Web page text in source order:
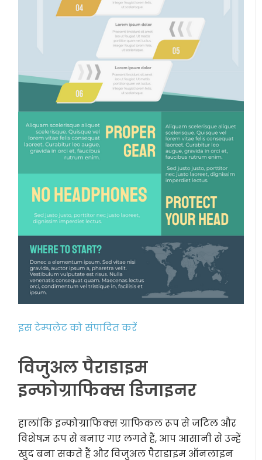
इस टेम्पलेट को संपादित करें
विजुअल पैराडाइम
इन्फोग्राफिक्स डिजाइनर
हालांकि इन्फोग्राफिक्स ग्राफिकल रूप से जटिल और
विशेषज्ञ रूप से बनाए गए लगते हैं, आप आसानी से उन्हें
खुद बना सकते हैं और विजुअल पैराडाइम ऑनलाइन